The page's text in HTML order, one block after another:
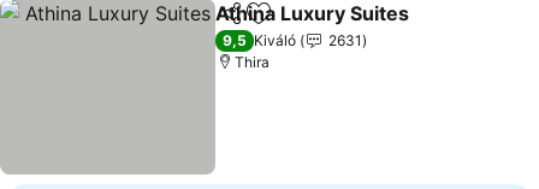
Megosztás
Hozzáadás a kedvencekhez
Athina Luxury Suites
9,5 Kiváló
2631
Thira